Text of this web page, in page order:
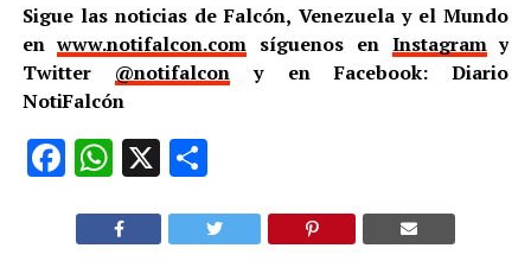
Sigue las noticias de Falcón, Venezuela y el Mundo
enwww.notifalcon.com síguenos en Instagramy
Twitter @notifalcon y en Facebook: Diario
NotiFalcón
Facebook
WhatsApp
X Compartir